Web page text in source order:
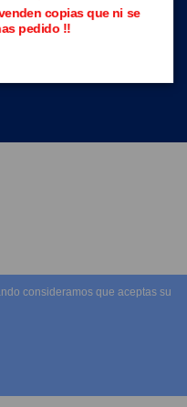
copias que ni se
pedido !!
consideramos que aceptas su